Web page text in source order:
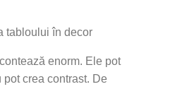
tabloului în decor
enorm. Ele pot
crea contrast. De